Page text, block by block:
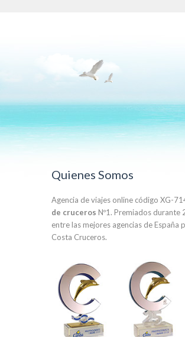
Quienes Somos
Agencia de viajes online código XG-
de cruceros Nº1. Premiados durante
entre las mejores agencias de España
Costa Cruceros.